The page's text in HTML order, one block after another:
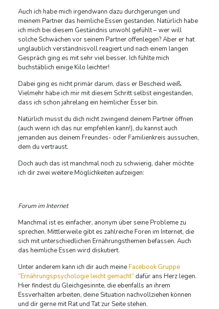
Auch ich habe mich irgendwann dazu durchgerungen und
meinem Partner das heimliche Essen gestanden. Natürlich habe
ich mich bei diesem Geständnis unwohl gefühlt – wer will
solche Schwächen vor seinem Partner offenlegen? Aber er hat
unglaublich verständnisvoll reagiert und nach einem langen
Gespräch ging es mit sehr viel besser. Ich fühlte mich
buchstäblich einige Kilo leichter!
Dabei ging es nicht primär darum, dass er Bescheid weiß.
Vielmehr habe ich mir mit diesem Schritt selbst eingestanden,
dass ich schon jahrelang ein heimlicher Esser bin.
Natürlich musst du dich nicht zwingend deinem Partner öffnen
(auch wenn ich das nur empfehlen kann!), du kannst auch
jemanden aus deinem Freundes- oder Familienkreis aussuchen,
dem du vertraust.
Doch auch das ist manchmal noch zu schwierig, daher möchte
ich dir zwei weitere Möglichkeiten aufzeigen:
Forum im Internet
Manchmal ist es einfacher, anonym über seine Probleme zu
sprechen. Mittlerweile gibt es zahlreiche Foren im Internet, die
sich mit unterschiedlichen Ernährungsthemen befassen. Auch
das heimliche Essen wird diskutiert.
Unter anderem kann ich dir auch meineFacebook Gruppe
“Ernährungspsychologie leicht gemacht” dafür ans Herz legen.
Hier findest du Gleichgesinnte, die ebenfalls an ihrem
Essverhalten arbeiten, deine Situation nachvollziehen können
und dir gerne mit Rat und Tat zur Seite stehen.